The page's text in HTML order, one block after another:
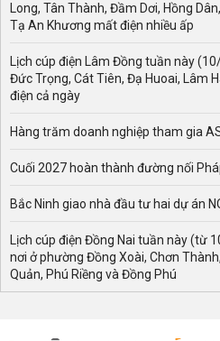
Long, Tân Thành, Đầm Dơi, Hồng
Tạ An Khương mất điện nhiều ấp
Lịch cúp điện Lâm Đồng tuần này
Đức Trọng, Cát Tiên, Đạ Huoai, Lâm
điện cả ngày
Hàng trăm doanh nghiệp tham gia
Cuối 2027 hoàn thành đường nối
Bắc Ninh giao nhà đầu tư hai dự án
Lịch cúp điện Đồng Nai tuần này (từ
nơi ở phường Đồng Xoài, Chơn
Quản, Phú Riềng và Đồng Phú